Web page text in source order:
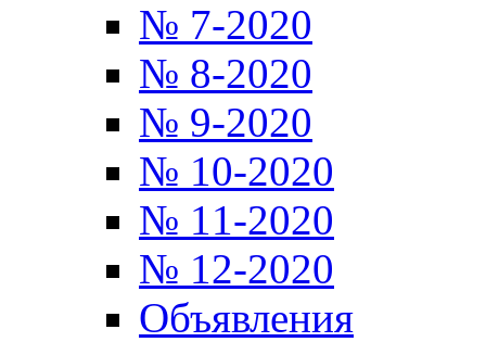
№ 7-2020
№ 8-2020
№ 9-2020
№ 10-2020
№ 11-2020
№ 12-2020
Объявления